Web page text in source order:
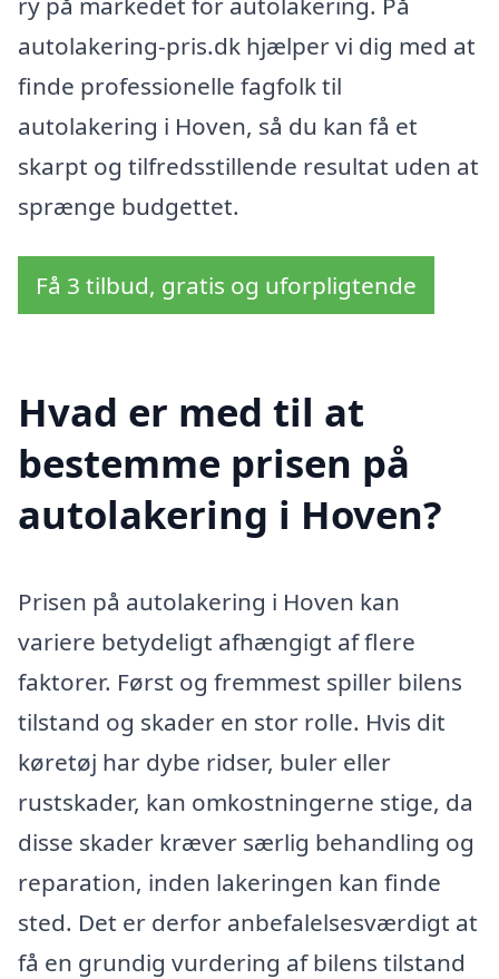
autolakering-pris.dk hjælper vi dig med at
finde professionelle fagfolk til
autolakering i Hoven, så du kan få et
skarpt og tilfredsstillende resultat uden at
sprænge budgettet.
Få 3 tilbud, gratis og uforpligtende
Hvad er med til at
bestemme prisen på
autolakering i Hoven?
Prisen på autolakering i Hoven kan
variere betydeligt afhængigt af flere
faktorer. Først og fremmest spiller bilens
tilstand og skader en stor rolle. Hvis dit
køretøj har dybe ridser, buler eller
rustskader, kan omkostningerne stige, da
disse skader kræver særlig behandling og
reparation, inden lakeringen kan finde
sted. Det er derfor anbefalelsesværdigt at
få en grundig vurdering af bilens tilstand